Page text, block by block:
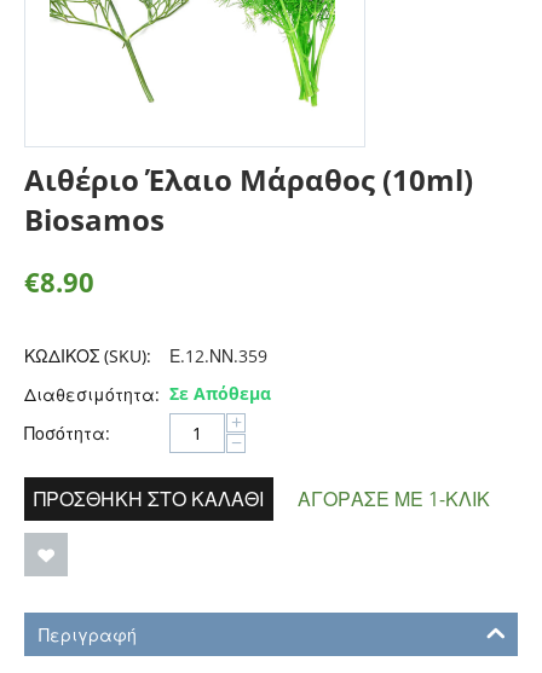
Αιθέριο Έλαιο Μάραθος (10ml)
Biosamos
€8.90
ΚΩΔΙΚΟΣ (SKU):
Ε.12.ΝΝ.359
Διαθεσιμότητα: Σε Απόθεμα
Ποσότητα:
+
−
ΠΡΟΣΘΉΚΗ ΣΤΟ ΚΑΛΆΘΙ ΑΓΌΡΑΣΕ ΜΕ 1-ΚΛΙΚ
Περιγραφή